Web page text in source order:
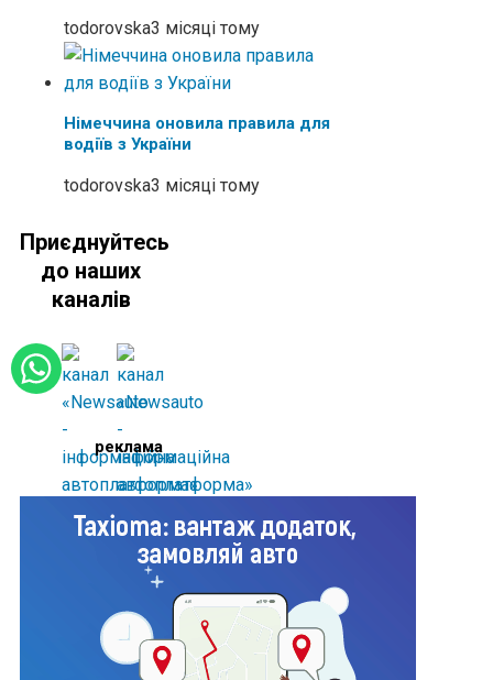
todorovska3 місяці тому
Німеччина оновила правила для
водіїв з України
todorovska3 місяці тому
Приєднуйтесь
до наших
каналів
реклама